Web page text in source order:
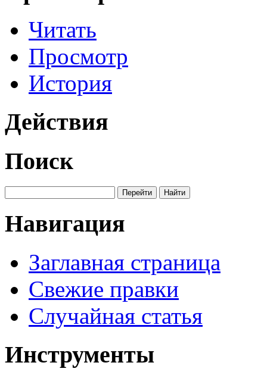
Читать
Просмотр
История
Действия
Поиск
Навигация
Заглавная страница
Свежие правки
Случайная статья
Инструменты